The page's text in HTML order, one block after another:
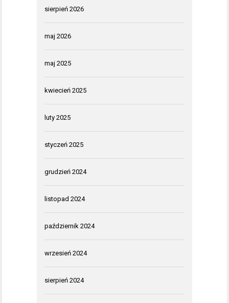
sierpień 2026
maj 2026
maj 2025
kwiecień 2025
luty 2025
styczeń 2025
grudzień 2024
listopad 2024
październik 2024
wrzesień 2024
sierpień 2024